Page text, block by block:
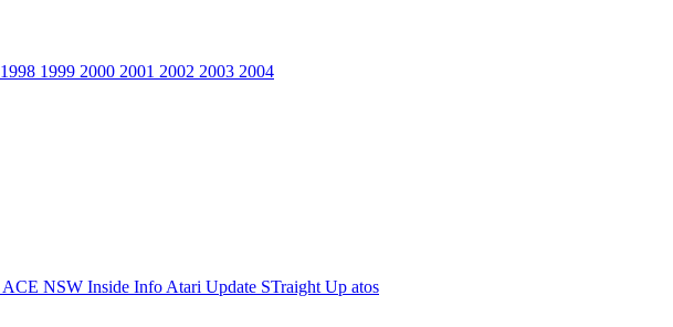
1998 1999 2000 2001 2002 2003 2004
ACE NSW Inside Info Atari Update STraight Up atos